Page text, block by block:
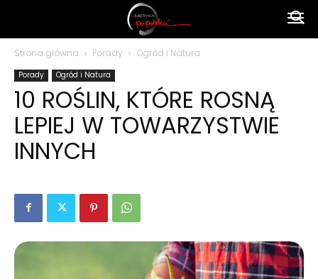
polsku
Strona główna Porady Ogród i Natura
Porady Ogród i Natura
10 ROŚLIN, KTÓRE ROSNĄ
LEPIEJ W TOWARZYSTWIE
INNYCH